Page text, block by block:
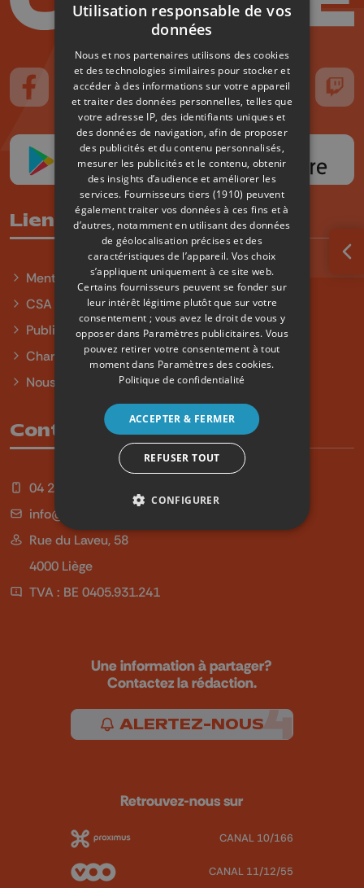
Suivez-nous sur FaceBook
Suivez-nous sur Instagram
Suivez-nous sur TikTokSuivez-nous sur YouTube
Suivez-nous
Liens utiles
Mentions légales
CSA
Publicité
Charte sur l'égalité et la diversité
Nous contacter
Contact
04 254 99 99
info@qu4tre.be
Rue du Laveu, 58
4000 Liège
TVA : BE 0405.931.241
Une information à partager?
Contactez la rédaction.
ALERTEZ-NOUS
Retrouvez-nous sur
CANAL 10/166
CANAL 11/12/55
Utilisation responsable de vos
données
Nous et nos partenaires utilisons des cookies
et des technologies similaires pour stocker et
accéder à des informations sur votre appareil
et traiter des données personnelles, telles que
votre adresse IP, des identifiants uniques et
des données de navigation, afin de proposer
des publicités et du contenu personnalisés,
mesurer les publicités et le contenu, obtenir
des insights d’audience et améliorer les
services. Fournisseurs tiers (1910) peuvent
également traiter vos données à ces fins et à
d’autres, notamment en utilisant des données
de géolocalisation précises et des
caractéristiques de l’appareil. Vos choix
s’appliquent uniquement à ce site web.
Certains fournisseurs peuvent se fonder sur
leur intérêt légitime plutôt que sur votre
consentement ; vous avez le droit de vous y
opposer dans Paramètres publicitaires. Vous
pouvez retirer votre consentement à tout
moment dans Paramètres des cookies.
Politique de confidentialité
ACCEPTER & FERMER
REFUSER TOUT
CONFIGURER